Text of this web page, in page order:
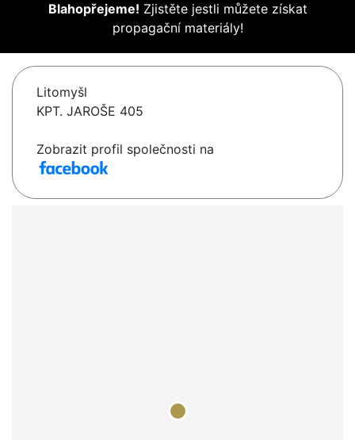
Blahopřejeme! Zjistěte jestli můžete získat
propagační materiály!
Litomyšl
KPT. JAROŠE 405
Zobrazit profil společnosti na